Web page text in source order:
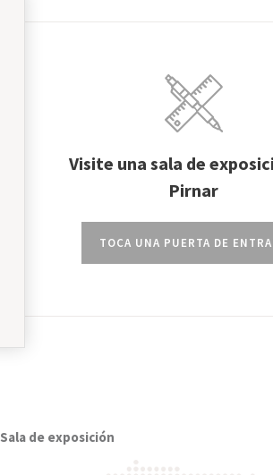
Visite una sala de
Pirnar
TOCA UNA PUERTA DE
Sala de exposición